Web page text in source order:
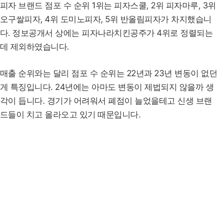
피자 브랜드 점포 수 순위 1위는 피자스쿨, 2위 피자마루, 3위
오구쌀피자, 4위 도미노피자, 5위 반올림피자가 차지했습니
다. 정보공개서 상에는 피자나라치킨공주가 4위로 정렬되는
데 제외하였습니다.
매출 순위와는 달리 점포 수 순위는 22년과 23년 변동이 없던
게 특징입니다. 24년에는 아마도 변동이 제법되지 않을까 생
각이 듭니다. 경기가 어려워서 폐점이 늘었을테고 신생 브랜
드들이 치고 올라오고 있기 때문입니다.